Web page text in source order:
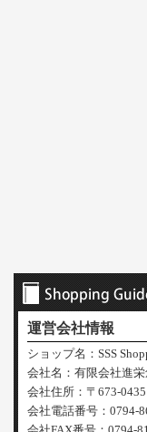
運営会社情報
ショップ名：SSS
会社名：有限会社進
会社住所：〒673-
会社電話番号：0794-